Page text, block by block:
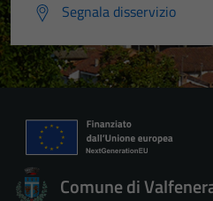
Segnala disservizio
Comune di